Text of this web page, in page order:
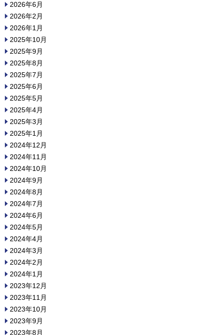
2026年6月
2026年2月
2026年1月
2025年10月
2025年9月
2025年8月
2025年7月
2025年6月
2025年5月
2025年4月
2025年3月
2025年1月
2024年12月
2024年11月
2024年10月
2024年9月
2024年8月
2024年7月
2024年6月
2024年5月
2024年4月
2024年3月
2024年2月
2024年1月
2023年12月
2023年11月
2023年10月
2023年9月
2023年8月